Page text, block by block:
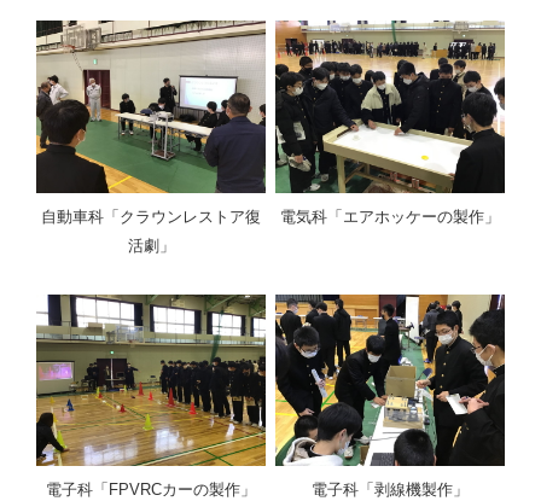
自動車科「クラウンレストア復
活劇」
電気科「エアホッケーの製作」
電子科「FPVRCカーの製作」 電子科「剥線機製作」